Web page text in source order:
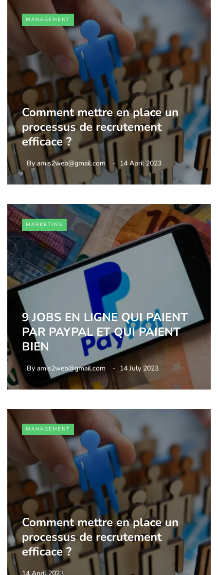
MANAGEMENT
Comment mettre en place un
processus de recrutement
efficace ?
By amis2web@gmail.com 14 April 2023
MARKETING
9 JOBS EN LIGNE QUI PAIENT
PAR PAYPAL ET QUI PAIENT
BIEN
By amis2web@gmail.com 14 July 2023
MANAGEMENT
Comment mettre en place un
processus de recrutement
efficace ?
14 April 2023